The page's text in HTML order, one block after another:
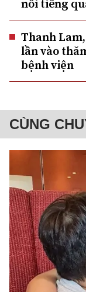
nổi tiếng
Thanh
lần vào
bệnh viện
CÙNG